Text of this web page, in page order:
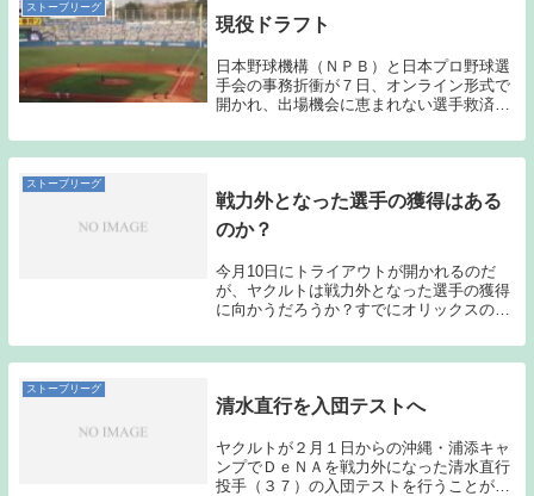
ストーブリーグ
現役ドラフト
日本野球機構（ＮＰＢ）と日本プロ野球選
手会の事務折衝が７日、オンライン形式で
開かれ、出場機会に恵まれない選手救済の
合意し、１２月９日に開催されることが決
まった。球団側は次年度の契約保留選手名
ストーブリーグ
戦力外となった選手の獲得はある
のか？
今月10日にトライアウトが開かれるのだ
が、ヤクルトは戦力外となった選手の獲得
に向かうだろうか？すでにオリックスの坂
だが、その他の選手の獲得はあるのだろう
か？個人的には先日も書いたように元ヤク
ストーブリーグ
清水直行を入団テストへ
ヤクルトが２月１日からの沖縄・浦添キャ
ンプでＤｅＮＡを戦力外になった清水直行
投手（３７）の入団テストを行うことが１